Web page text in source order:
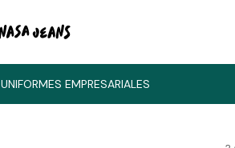
UNIFORMES EMPRESARIALES